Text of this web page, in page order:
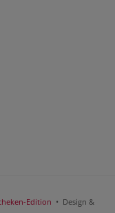
Edition • Design &